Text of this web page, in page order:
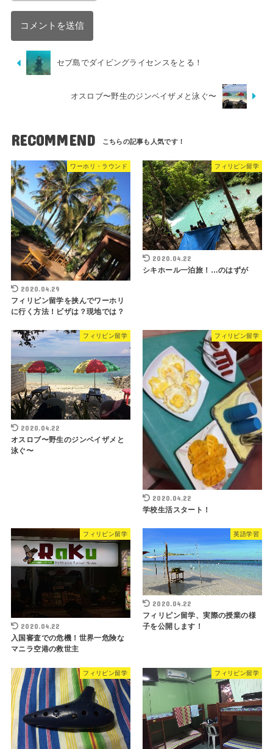
セブ島でダイビングライセンスをとる！
オスロブ〜野生のジンベイザメと泳ぐ〜
RECOMMEND
ワーホリ・ラウンド
2020.04.29
フィリピン留学を挟んでワーホリ
に行く方法！ビザは？現地では？
フィリピン留学
2020.04.22
シキホール一泊旅！…のはずが
フィリピン留学
2020.04.22
オスロブ〜野生のジンベイザメと
泳ぐ〜
フィリピン留学
2020.04.22
学校生活スタート！
フィリピン留学
2020.04.22
入国審査での危機！世界一危険な
マニラ空港の救世主
英語学習
2020.04.22
フィリピン留学、実際の授業の様
子を公開します！
フィリピン留学 フィリピン留学